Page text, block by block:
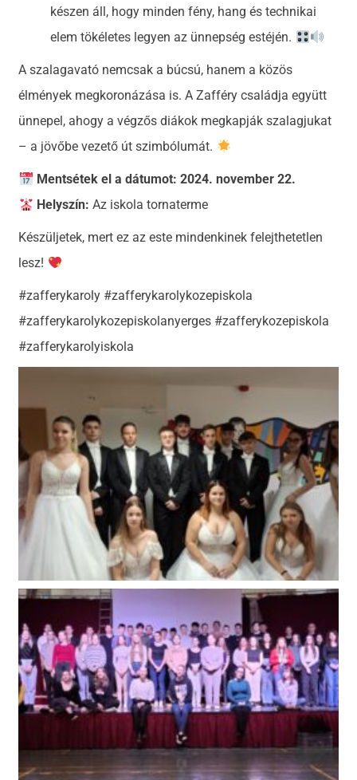
készen áll, hogy minden fény, hang és technikai
elem tökéletes legyen az ünnepség estéjén.
A szalagavató nemcsak a búcsú, hanem a közös
élmények megkoronázása is. A Zafféry családja együtt
ünnepel, ahogy a végzős diákok megkapják szalagjukat
– a jövőbe vezető út szimbólumát.
Mentsétek el a dátumot: 2024. november 22.
Helyszín: Az iskola tornaterme
Készüljetek, mert ez az este mindenkinek felejthetetlen
lesz!
#zafferykaroly #zafferykarolykozepiskola
#zafferykarolykozepiskolanyerges #zafferykozepiskola
#zafferykarolyiskola